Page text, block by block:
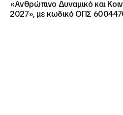
«Ανθρώπινο Δυναμικό και
2027», με κωδικό ΟΠΣ